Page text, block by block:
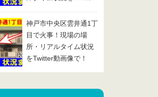
神戸市中央区雲井通1丁
目で火事！現場の場
所・リアルタイム状況
をTwitter動画像で！